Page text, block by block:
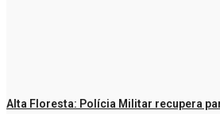
Alta Floresta: Polícia Militar recupera